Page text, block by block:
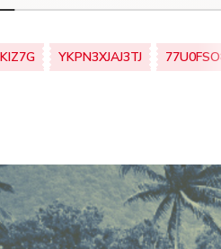
YKPN3XJAJ3TJ